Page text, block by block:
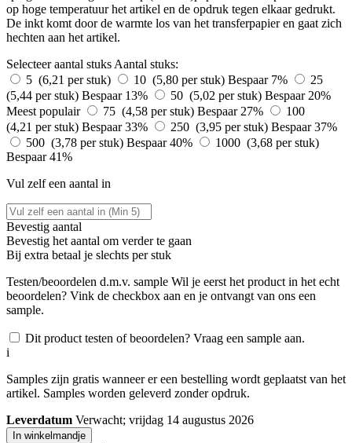
op hoge temperatuur het artikel en de opdruk tegen elkaar gedrukt.
De inkt komt door de warmte los van het transferpapier en gaat zich
hechten aan het artikel.
Selecteer aantal stuks Aantal stuks:
5 (6,21 per stuk)
10 (5,80 per stuk) Bespaar 7%
25
(5,44 per stuk) Bespaar 13% 50 (5,02 per stuk) Bespaar 20%
Meest populair
75 (4,58 per stuk) Bespaar 27%
100
(4,21 per stuk) Bespaar 33% 250 (3,95 per stuk) Bespaar 37%
500 (3,78 per stuk) Bespaar 40%
1000 (3,68 per stuk)
Bespaar 41%
Vul zelf een aantal in
Bevestig aantal
Bevestig het aantal om verder te gaan
Bij extra betaal je slechts per stuk
Testen/beoordelen d.m.v. sample Wil je eerst het product in het echt
beoordelen? Vink de checkbox aan en je ontvangt van ons een
sample.
Dit product testen of beoordelen? Vraag een sample aan.
i
Samples zijn gratis wanneer er een bestelling wordt geplaatst van het
artikel. Samples worden geleverd zonder opdruk.
Leverdatum Verwacht; vrijdag 14 augustus 2026
In winkelmandje